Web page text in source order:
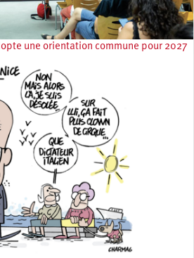
une orientation commune pour 2027